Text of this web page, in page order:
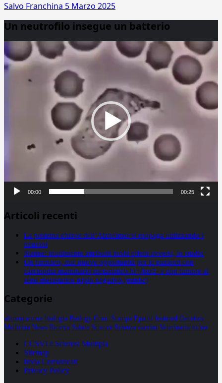
Salvo Franchina 5 Marzo 2025
Un neutrofilo insegue un batterio
Player
00:00 00:25
Articoli recenti
La proteina chiave dell’Alzheimer si propaga utilizzando i
neuroni
Statine: inutilmente attribuiti molti effetti avversi, lo studio
Un farmaco, due nuove opportunità per le pazienti con
carcinoma mammario metastatico hr+/her2- e con tumore al
seno metastatico triplo negativo (mtnbc)
Categorie
alimentazione biologia Biology Com. Stampa Epatiti featured Genetica
Medicina News Ricerca Salute Science Scienza vaccini Veterinaria video
CCSVI e Sclerosi Multipla
Sitemap
Invia Comunicati
Privacy Policy